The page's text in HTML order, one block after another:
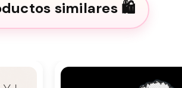
similares